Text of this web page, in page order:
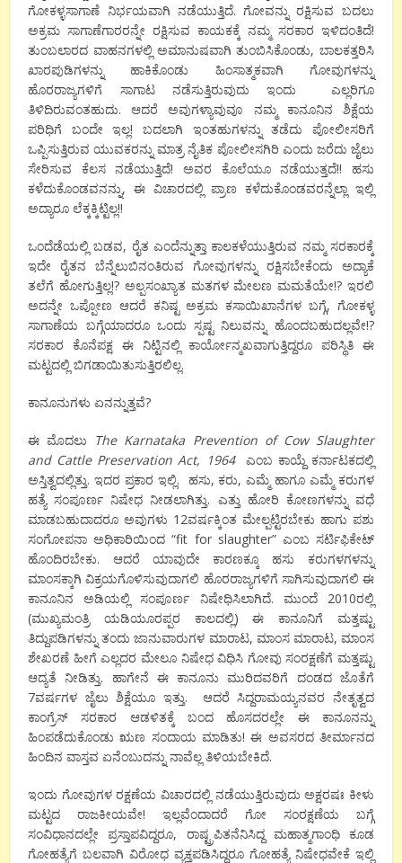
ಗೋಕಳ್ಳಸಾಗಾಣೆ ನಿರ್ಭಯವಾಗಿ ನಡೆಯುತ್ತಿದೆ. ಗೋವನ್ನು ರಕ್ಷಿಸುವ ಬದಲು
ಅಕ್ರಮ ಸಾಗಾಣೆಗಾರರನ್ನೇ ರಕ್ಷಿಸುವ ಕಾಯಕಕ್ಕೆ ನಮ್ಮ ಸರಕಾರ ಇಳಿದಂತಿದೆ!
ತುಂಬಲಾರದ ವಾಹನಗಳಲ್ಲಿ ಅಮಾನುಷವಾಗಿ ತುಂಬಿಸಿಕೊಂಡು, ಬಾಲಕತ್ತರಿಸಿ
ಖಾರಪುಡಿಗಳನ್ನು ಹಾಕಿಕೊಂಡು ಹಿಂಸಾತ್ಮಕವಾಗಿ ಗೋವುಗಳನ್ನು
ಹೊರರಾಜ್ಯಗಳಿಗೆ ಸಾಗಾಟ ನಡೆಸುತ್ತಿರುವುದು ಇಂದು ಎಲ್ಲರಿಗೂ
ತಿಳಿದಿರುವಂತಹುದು. ಆದರೆ ಅವುಗಳ್ಯಾವುವೂ ನಮ್ಮ ಕಾನೂನಿನ ಶಿಕ್ಷೆಯ
ಪರಿಧಿಗೆ ಬಂದೇ ಇಲ್ಲ! ಬದಲಾಗಿ ಇಂತಹುಗಳನ್ನು ತಡೆದು ಪೋಲೀಸರಿಗೆ
ಒಪ್ಪಿಸುತ್ತಿರುವ ಯುವಕರನ್ನು ಮಾತ್ರ ನೈತಿಕ ಪೋಲೀಸಗಿರಿ ಎಂದು ಜರೆದು ಜೈಲು
ಸೇರಿಸುವ ಕೆಲಸ ನಡೆಯುತ್ತಿದೆ! ಅವರ ಕೊಲೆಯೂ ನಡೆಯುತ್ತದೆ!! ಹಸು
ಕಳೆದುಕೊಂಡವನನ್ನು, ಈ ವಿಚಾರದಲ್ಲಿ ಪ್ರಾಣ ಕಳೆದುಕೊಂಡವರನ್ನೆಲ್ಲಾ ಇಲ್ಲಿ
ಅದ್ಯಾರೂ ಲೆಕ್ಕಕ್ಕಿಟ್ಟಿಲ್ಲ!!
ಒಂದೆಡೆಯಲ್ಲಿ ಬಡವ, ರೈತ ಎಂದೆನ್ನುತ್ತಾ ಕಾಲಕಳೆಯುತ್ತಿರುವ ನಮ್ಮ ಸರಕಾರಕ್ಕೆ
ಇದೇ ರೈತನ ಬೆನ್ನೆಲುಬಿನಂತಿರುವ ಗೋವುಗಳನ್ನು ರಕ್ಷಿಸಬೇಕೆಂದು ಅದ್ಯಾಕೆ
ತಲೆಗೆ ಹೋಗುತ್ತಿಲ್ಲ!? ಅಲ್ಪಸಂಖ್ಯಾತ ಮತಗಳ ಮೇಲಣ ಮಮತೆಯೇ!? ಇರಲಿ
ಅದನ್ನೇ ಒಪ್ಪೋಣ ಆದರೆ ಕನಿಷ್ಟ ಅಕ್ರಮ ಕಸಾಯಿಖಾನೆಗಳ ಬಗ್ಗೆ, ಗೋಕಳ್ಳ
ಸಾಗಾಣೆಯ ಬಗ್ಗೆಯಾದರೂ ಒಂದು ಸ್ಪಷ್ಟ ನಿಲುವನ್ನು ಹೊಂದಬಹುದಲ್ಲವೇ!?
ಸರಕಾರ ಕೊನೆಪಕ್ಷ ಈ ನಿಟ್ಟಿನಲ್ಲಿ ಕಾರ್ಯೋನ್ಮಖವಾಗುತ್ತಿದ್ದರೂ ಪರಿಸ್ಥಿತಿ ಈ
ಮಟ್ಟದಲ್ಲಿ ಬಿಗಡಾಯಿತುಸುತ್ತಿರಲಿಲ್ಲ.
ಕಾನೂನುಗಳು ಏನನ್ನುತ್ತವೆ?
ಈ ಮೊದಲು The Karnataka Prevention of Cow Slaughter
and Cattle Preservation Act, 1964ಎಂಬ ಕಾಯ್ದೆ ಕರ್ನಾಟಕದಲ್ಲಿ
ಅಸ್ತಿತ್ವದಲ್ಲಿತ್ತು. ಇದರ ಪ್ರಕಾರ ಇಲ್ಲಿ. ಹಸು, ಕರು, ಎಮ್ಮೆ ಹಾಗೂ ಎಮ್ಮೆ ಕರುಗಳ
ಹತ್ಯೆ ಸಂಪೂರ್ಣ ನಿಷೇಧ ನೀಡಲಾಗಿತ್ತು. ಎತ್ತು ಹೋರಿ ಕೋಣಗಳನ್ನು ವಧೆ
ಮಾಡಬಹುದಾದರೂ ಅವುಗಳು 12ವರ್ಷಕ್ಕಿಂತ ಮೇಲ್ಪಟ್ಟಿರಬೇಕು ಹಾಗು ಪಶು
ಸಂಗೋಪನಾ ಅಧಿಕಾರಿಯಿಂದ “fit for slaughter” ಎಂಬ ಸರ್ಟಿಫಿಕೇಟ್‍
ಹೊಂದಿರಬೇಕು. ಆದರೆ ಯಾವುದೇ ಕಾರಣಕ್ಕೂ ಹಸು ಕರುಗಳಗಳನ್ನು
ಮಾಂಸಕ್ಕಾಗಿ ವಿಕ್ರಯಗೊಳಿಸುವುದಾಗಲಿ ಹೊರರಾಜ್ಯಗಳಿಗೆ ಸಾಗಿಸುವುದಾಗಲಿ ಈ
ಕಾನೂನಿನ ಅಡಿಯಲ್ಲಿ ಸಂಪೂರ್ಣ ನಿಷೇಧಿಸಿಲಾಗಿದೆ. ಮುಂದೆ 2010ರಲ್ಲಿ
(ಮುಖ್ಯಮಂತ್ರಿ ಯಡಿಯೂರಪ್ಪರ ಕಾಲದಲ್ಲಿ) ಈ ಕಾನೂನಿಗೆ ಮತ್ತಷ್ಟು
ತಿದ್ದುಪಡಿಗಳನ್ನು ತಂದು ಜಾನುವಾರುಗಳ ಮಾರಾಟ, ಮಾಂಸ ಮಾರಾಟ, ಮಾಂಸ
ಶೇಖರಣೆ ಹೀಗೆ ಎಲ್ಲದರ ಮೇಲೂ ನಿಷೇಧ ವಿಧಿಸಿ ಗೋವು ಸಂರಕ್ಷಣೆಗೆ ಮತ್ತಷ್ಟು
ಆದ್ಯತೆ ನೀಡಿತ್ತು. ಹಾಗೇನೆ ಈ ಕಾನೂನು ಮುರಿದವರಿಗೆ ದಂಡದ ಜೊತೆಗೆ
7ವರ್ಷಗಳ ಜೈಲು ಶಿಕ್ಷೆಯೂ ಇತ್ತು. ಆದರೆ ಸಿದ್ದರಾಮಯ್ಯನವರ ನೇತೃತ್ವದ
ಕಾಂಗ್ರೆಸ್‍ ಸರಕಾರ ಆಡಳಿತಕ್ಕೆ ಬಂದ ಹೊಸದರಲ್ಲೇ ಈ ಕಾನೂನನ್ನು
ಹಿಂಪಡೆದುಕೊಂಡು ಋಣ ಸಂದಾಯ ಮಾಡಿತು! ಈ ಅವಸರದ ತೀರ್ಮಾನದ
ಹಿಂದಿನ ವಾಸ್ತವ ಏನೆಂಬುದನ್ನು ನಾವೆಲ್ಲ ತಿಳಿಯಬೇಕಿದೆ.
ಇಂದು ಗೋವುಗಳ ರಕ್ಷಣೆಯ ವಿಚಾರದಲ್ಲಿ ನಡೆಯುತ್ತಿರುವುದು ಅಕ್ಷರಷಃ ಕೀಳು
ಮಟ್ಟದ ರಾಜಕೀಯವೇ! ಇಲ್ಲವೆಂದಾದರೆ ಗೋ ಸಂರಕ್ಷಣೆಯ ಬಗ್ಗೆ
ಸಂವಿಧಾನದಲ್ಲೇ ಪ್ರಸ್ತಾಪವಿದ್ದರೂ, ರಾಷ್ಟ್ರಪಿತನೆನಿಸಿದ್ದ ಮಹಾತ್ಮಗಾಂಧಿ ಕೂಡ
ಗೋಹತ್ಯೆಗೆ ಬಲವಾಗಿ ವಿರೋಧ ವ್ಯಕ್ತಪಡಿಸಿದ್ದರೂ ಗೋಹತ್ಯೆ ನಿಷೇಧವೇಕೆ ಇಲ್ಲಿ